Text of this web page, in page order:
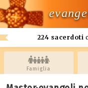
224 sacerdoti
Famiglia